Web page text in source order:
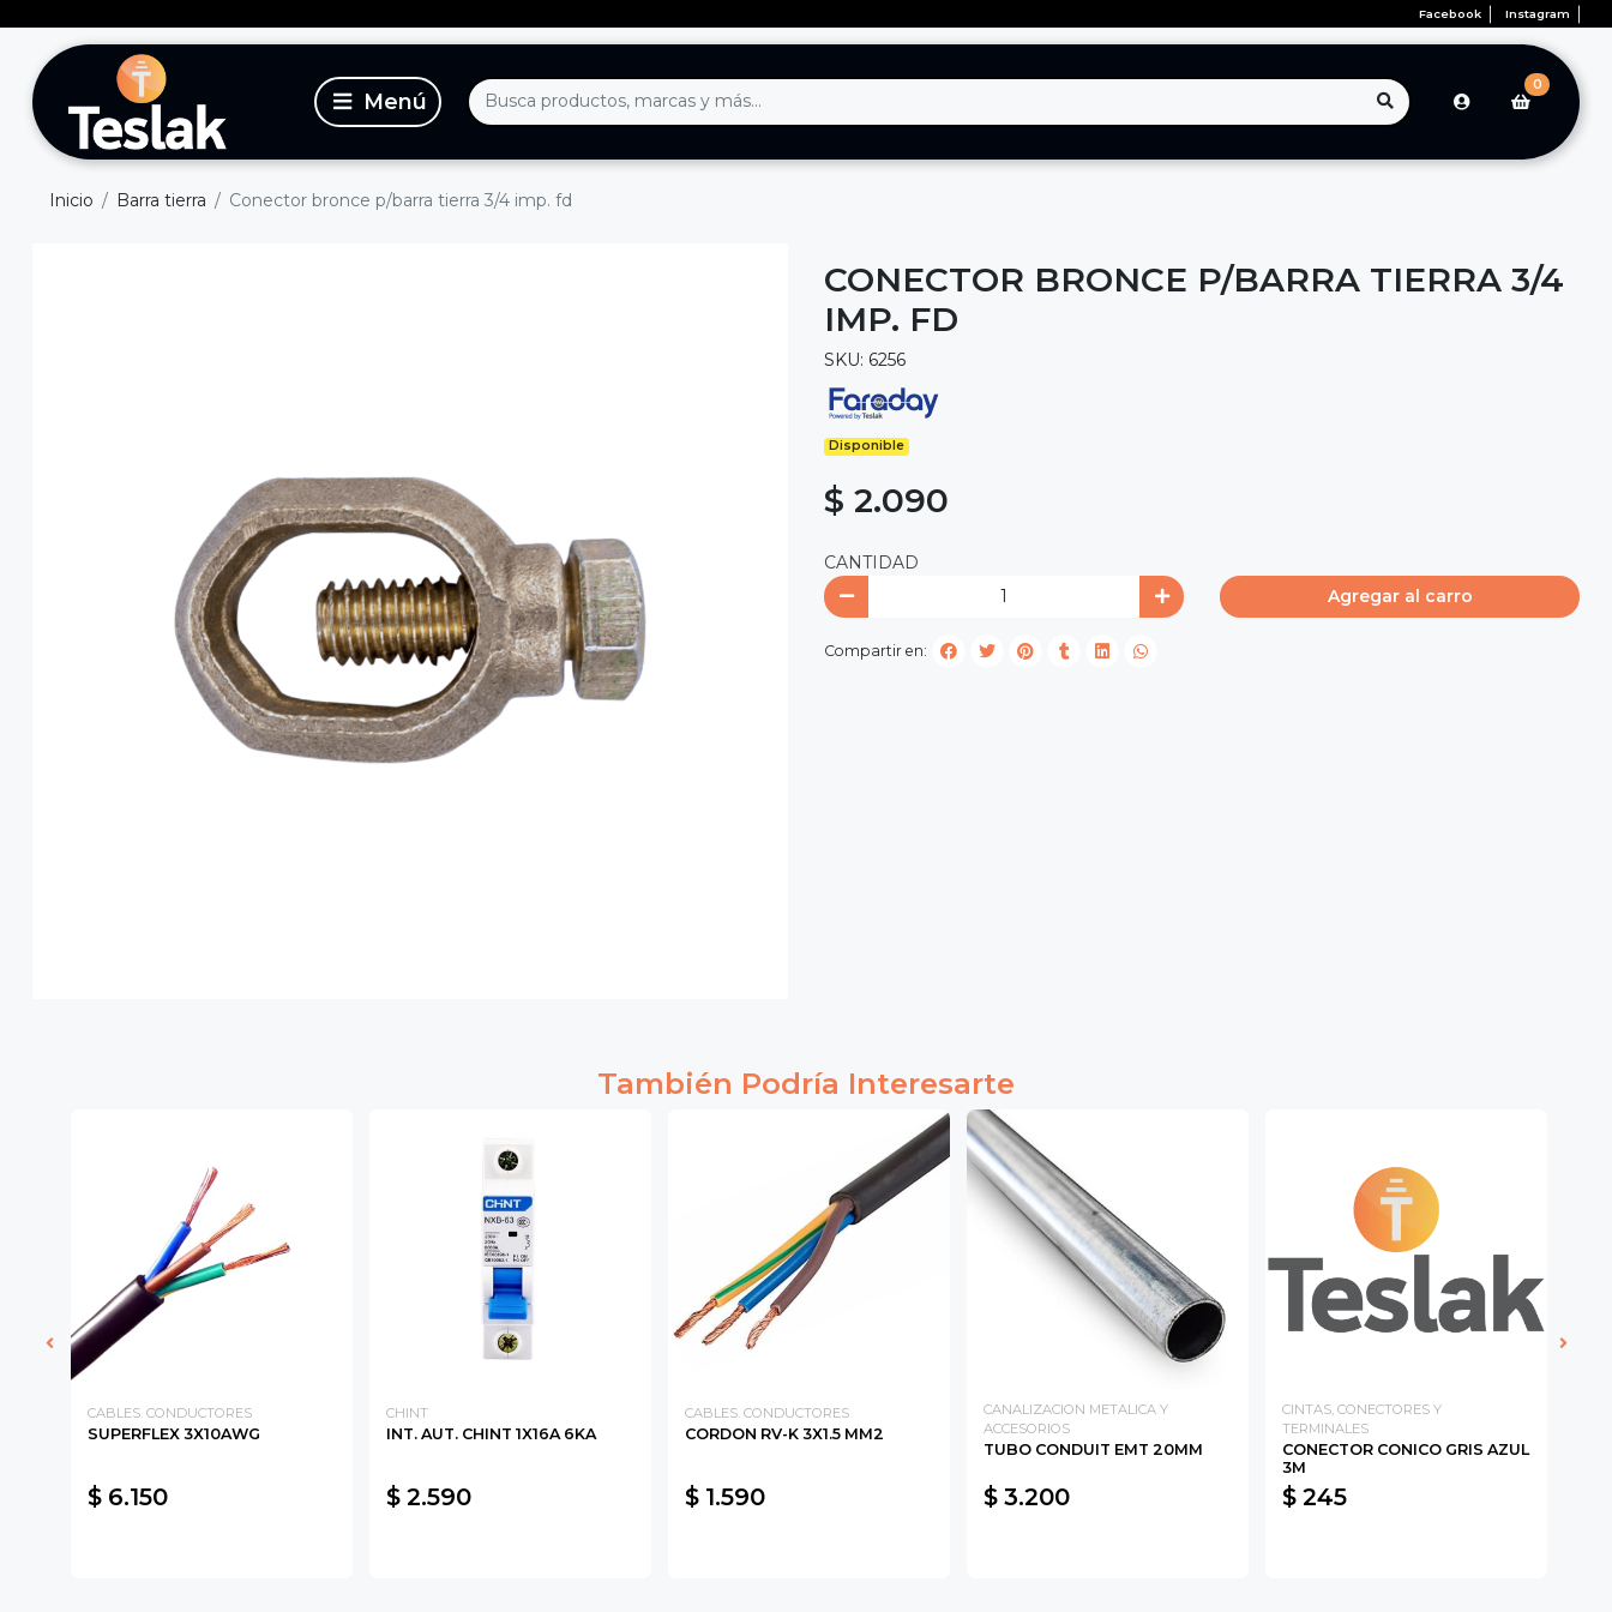
Facebook Instagram
0
Inicio Barra tierra Conector bronce p/barra tierra 3/4 imp. fd
CONECTOR BRONCE P/BARRA TIERRA 3/4
IMP. FD
SKU: 6256
Disponible
$ 2.090
CANTIDAD
Agregar al carro
Compartir en:
También Podría Interesarte
CABLES. CONDUCTORES
SUPERFLEX 3X10AWG
$ 6.150
CHINT
INT. AUT. CHINT 1X16A 6KA
$ 2.590
CABLES. CONDUCTORES
CORDON RV-K 3X1.5 MM2
$ 1.590
CANALIZACION METALICA Y
ACCESORIOS
TUBO CONDUIT EMT 20MM
$ 3.200
CINTAS, CONECTORES Y
TERMINALES
CONECTOR CONICO GRIS AZUL
3M
$ 245